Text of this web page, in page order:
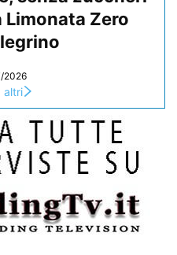
Zero
2026
altri